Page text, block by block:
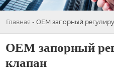
Главная - OEM запорный
OEM запорный
клапан